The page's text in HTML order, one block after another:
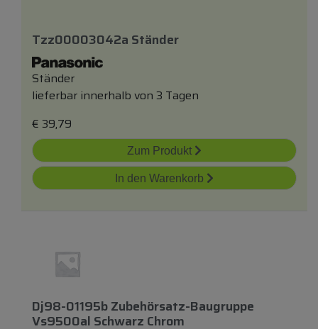
Tzz00003042a Ständer
Ständer
lieferbar innerhalb von 3 Tagen
€ 39,79
Zum Produkt
In den Warenkorb
Dj98-01195b Zubehörsatz-Baugruppe
Vs9500al Schwarz Chrom